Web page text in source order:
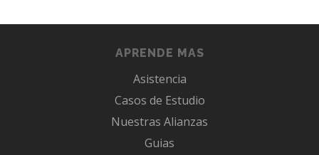
APRENDE MAS
Asistencia
Casos de Estudio
Nuestras Alianzas
Guias